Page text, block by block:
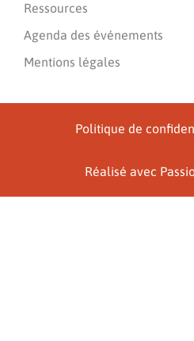
Ressources
Agenda des événements
Mentions légales
Politique de
Réalisé avec